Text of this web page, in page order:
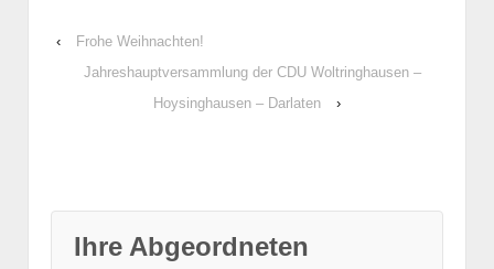
‹
Frohe Weihnachten!
Jahreshauptversammlung der CDU Woltringhausen –
Hoysinghausen – Darlaten
›
Ihre Abgeordneten